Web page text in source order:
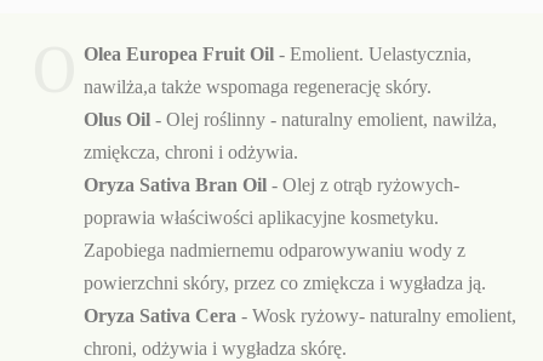
Olea Europea Fruit Oil - Emolient. Uelastycznia,
nawilża,a także wspomaga regenerację skóry.
Olus Oil - Olej roślinny - naturalny emolient, nawilża,
zmiękcza, chroni i odżywia.
Oryza Sativa Bran Oil - Olej z otrąb ryżowych-
poprawia właściwości aplikacyjne kosmetyku.
Zapobiega nadmiernemu odparowywaniu wody z
powierzchni skóry, przez co zmiękcza i wygładza ją.
Oryza Sativa Cera - Wosk ryżowy- naturalny emolient,
chroni, odżywia i wygładza skórę.